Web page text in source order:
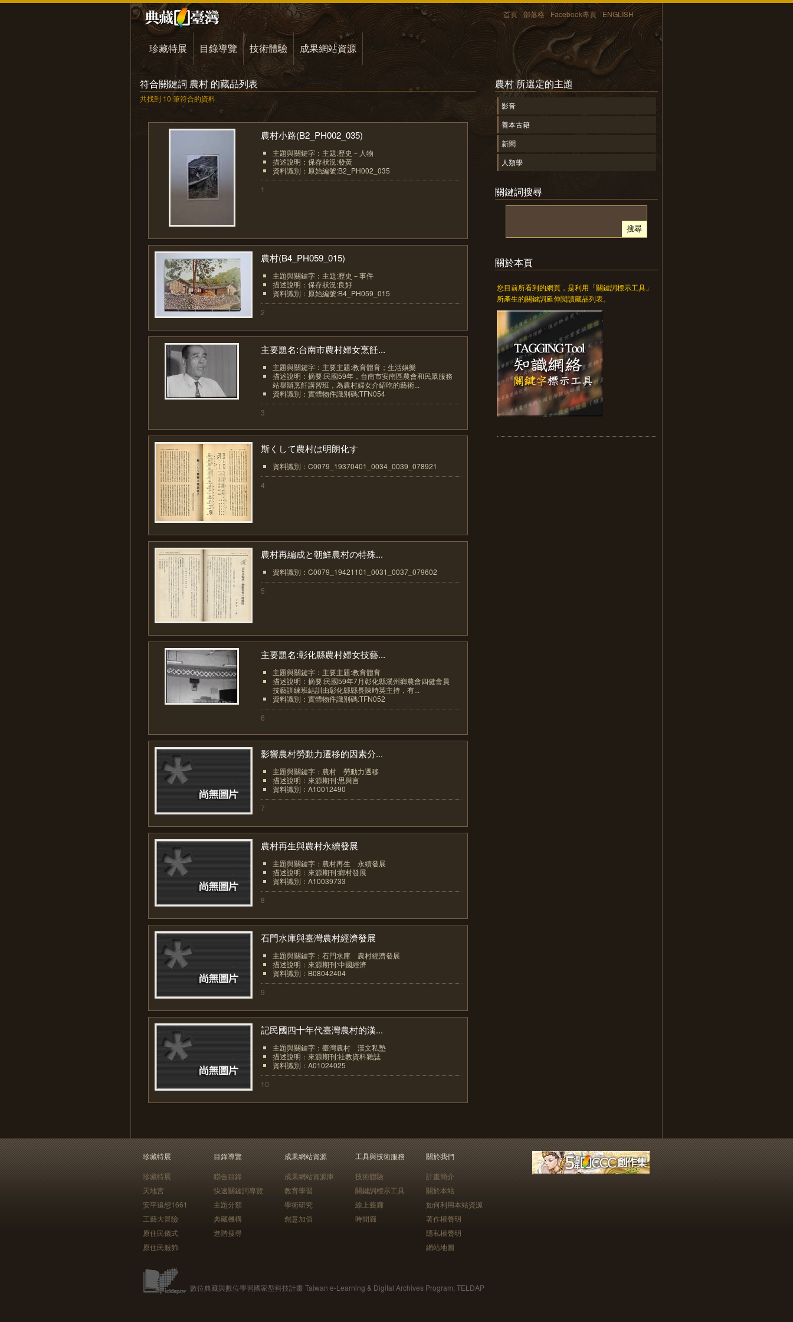
首頁 部落格 Facebook專頁 ENGLISH
珍藏特展 目錄導覽 技術體驗 成果網站資源
符合關鍵詞 農村 的藏品列表
共找到 10 筆符合的資料
農村小路(B2_PH002_035)
主題與關鍵字：主題:歷史－人物
描述說明：保存狀況:發黃
資料識別：原始編號:B2_PH002_035
1
農村(B4_PH059_015)
主題與關鍵字：主題:歷史－事件
描述說明：保存狀況:良好
資料識別：原始編號:B4_PH059_015
2
主要題名:台南市農村婦女烹飪...
主題與關鍵字：主要主題:教育體育；生活娛樂
描述說明：摘要:民國59年，台南市安南區農會和民眾服務
站舉辦烹飪講習班，為農村婦女介紹吃的藝術...
資料識別：實體物件識別碼:TFN054
3
斯くして農村は明朗化す
資料識別：C0079_19370401_0034_0039_078921
4
農村再編成と朝鮮農村の特殊...
資料識別：C0079_19421101_0031_0037_079602
5
主要題名:彰化縣農村婦女技藝...
主題與關鍵字：主要主題:教育體育
描述說明：摘要:民國59年7月彰化縣溪州鄉農會四健會員
技藝訓練班結訓由彰化縣縣長陳時英主持，有...
資料識別：實體物件識別碼:TFN052
6
影響農村勞動力遷移的因素分...
主題與關鍵字：農村 勞動力遷移
描述說明：來源期刊:思與言
資料識別：A10012490
7
農村再生與農村永續發展
主題與關鍵字：農村再生 永續發展
描述說明：來源期刊:鄉村發展
資料識別：A10039733
8
石門水庫與臺灣農村經濟發展
主題與關鍵字：石門水庫 農村經濟發展
描述說明：來源期刊:中國經濟
資料識別：B08042404
9
記民國四十年代臺灣農村的漢...
主題與關鍵字：臺灣農村 漢文私塾
描述說明：來源期刊:社教資料雜誌
資料識別：A01024025
10
農村 所選定的主題
影音
善本古籍
新聞
人類學
關鍵詞搜尋
關於本頁
您目前所看到的網頁，是利用「關鍵詞標示工具」
所產生的關鍵詞延伸閱讀藏品列表。
珍藏特展
珍藏特展
天地宮
安平追想1661
工藝大冒險
原住民儀式
原住民服飾
目錄導覽
聯合目錄
快速關鍵詞導覽
主題分類
典藏機構
進階搜尋
成果網站資源
成果網站資源庫
教育學習
學術研究
創意加值
工具與技術服務
技術體驗
關鍵詞標示工具
線上藝廊
時間廊
關於我們
計畫簡介
關於本站
如何利用本站資源
著作權聲明
隱私權聲明
網站地圖
數位典藏與數位學習國家型科技計畫 Taiwan e-Learning & Digital Archives Program, TELDAP